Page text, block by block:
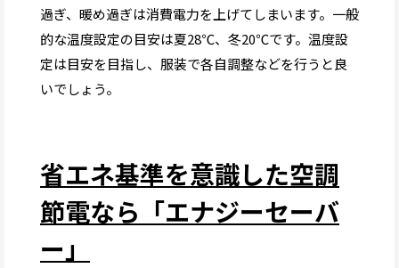
過ぎ、暖め過ぎは消費電力を上げてしまいます。一般
的な温度設定の目安は夏28℃、冬20℃です。温度設
定は目安を目指し、服装で各自調整などを行うと良
いでしょう。
省エネ基準を意識した空調
節電なら「エナジーセーバ
ー」